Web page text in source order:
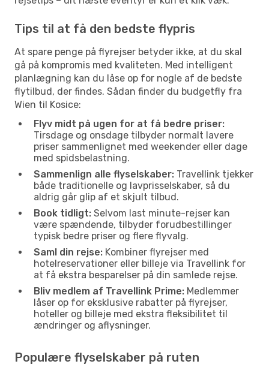
Tips til at få den bedste flypris
At spare penge på flyrejser betyder ikke, at du skal
gå på kompromis med kvaliteten. Med intelligent
planlægning kan du låse op for nogle af de bedste
flytilbud, der findes. Sådan finder du budgetfly fra
Wien til Kosice:
Flyv midt på ugen for at få bedre priser:
Tirsdage og onsdage tilbyder normalt lavere
priser sammenlignet med weekender eller dage
med spidsbelastning.
Sammenlign alle flyselskaber: Travellink tjekker
både traditionelle og lavprisselskaber, så du
aldrig går glip af et skjult tilbud.
Book tidligt: Selvom last minute-rejser kan
være spændende, tilbyder forudbestillinger
typisk bedre priser og flere flyvalg.
Saml din rejse: Kombiner flyrejser med
hotelreservationer eller billeje via Travellink for
at få ekstra besparelser på din samlede rejse.
Bliv medlem af Travellink Prime: Medlemmer
låser op for eksklusive rabatter på flyrejser,
hoteller og billeje med ekstra fleksibilitet til
ændringer og aflysninger.
Populære flyselskaber på ruten